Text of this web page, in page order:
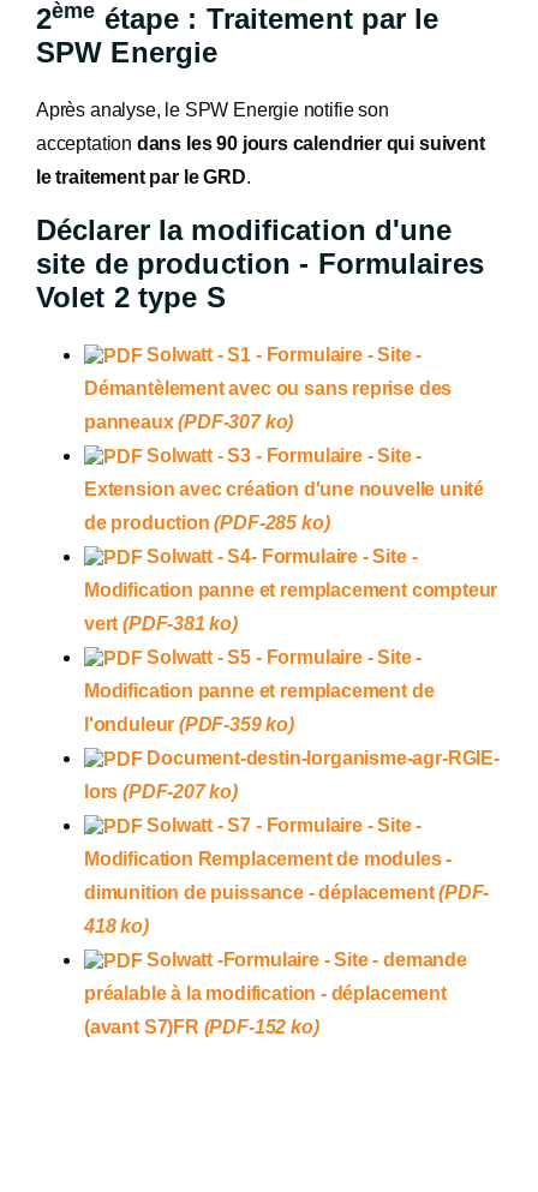
2ème étape : Traitement par le
SPW Energie
Après analyse, le SPW Energie notifie son
acceptation dans les 90 jours calendrier qui suivent
le traitement par le GRD.
Déclarer la modification d'une
site de production - Formulaires
Volet 2 type S
Solwatt - S1 - Formulaire - Site -
Démantèlement avec ou sans reprise des
panneaux(PDF-307 ko)
Solwatt - S3 - Formulaire - Site -
Extension avec création d'une nouvelle unité
de production (PDF-285 ko)
Solwatt - S4- Formulaire - Site -
Modification panne et remplacement compteur
vert (PDF-381 ko)
Solwatt - S5 - Formulaire - Site -
Modification panne et remplacement de
l'onduleur (PDF-359 ko)
Document-destin-lorganisme-agr-RGIE-
lors (PDF-207 ko)
Solwatt - S7 - Formulaire - Site -
Modification Remplacement de modules -
dimunition de puissance - déplacement(PDF-
418 ko)
Solwatt -Formulaire - Site - demande
préalable à la modification - déplacement
(avant S7)FR (PDF-152 ko)